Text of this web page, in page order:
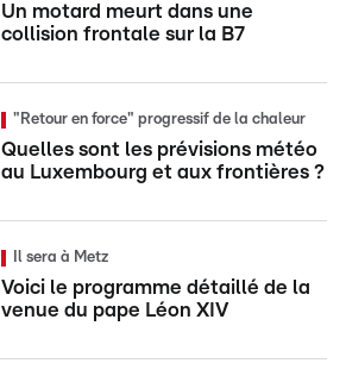
Un motard meurt dans une
collision frontale sur la B7
"Retour en force" progressif de la chaleur
Quelles sont les prévisions météo
au Luxembourg et aux frontières ?
Il sera à Metz
Voici le programme détaillé de la
venue du pape Léon XIV